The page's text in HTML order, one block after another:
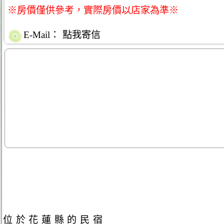
※房價僅供參考，實際房價以店家為準※
E-Mail： 點我寄信
位於花蓮縣的民宿